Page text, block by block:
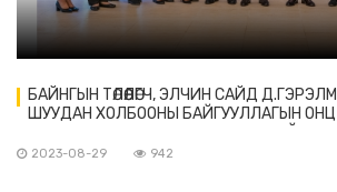
БАЙНГЫН ТӨЛӨӨЛӨГЧ, ЭЛЧИН САЙД
ШУУДАН ХОЛБООНЫ БАЙГУУЛЛАГЫН ОНЦ
ОРОЛЦОВ
2023-08-29 942